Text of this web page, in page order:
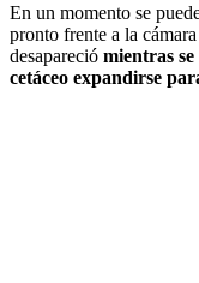
En un momento se
pronto frente a la
desapareció mientras
cetáceo expandirse